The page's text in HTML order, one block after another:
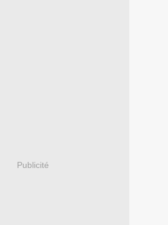
Publicité